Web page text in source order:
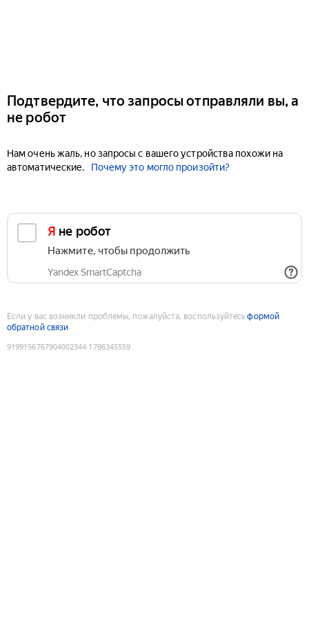
Подтвердите, что запросы отправляли вы, а
не робот
Нам очень жаль, но запросы с вашего устройства похожи на
автоматические.
Почему это могло произойти?
Я не робот
Нажмите, чтобы продолжить
Yandex SmartCaptcha
Если у вас возникли проблемы, пожалуйста, воспользуйтесьформой
обратной связи
9199156767904002344:1786345559